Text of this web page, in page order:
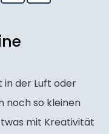
in der Luft oder
noch so kleinen
mit Kreativität